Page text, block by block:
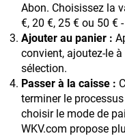
Abon. Choisissez la
€, 20 €, 25 € ou 50 €
Ajouter au panier :
convient, ajoutez-le
sélection.
Passer à la caisse :
terminer le
choisir le mode de
WKV.com propose